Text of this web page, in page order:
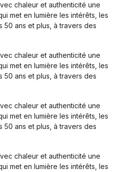
chaleur et authenticité une
met en lumière les intérêts, les
50 ans et plus, à travers des
chaleur et authenticité une
met en lumière les intérêts, les
50 ans et plus, à travers des
chaleur et authenticité une
met en lumière les intérêts, les
50 ans et plus, à travers des
chaleur et authenticité une
met en lumière les intérêts, les